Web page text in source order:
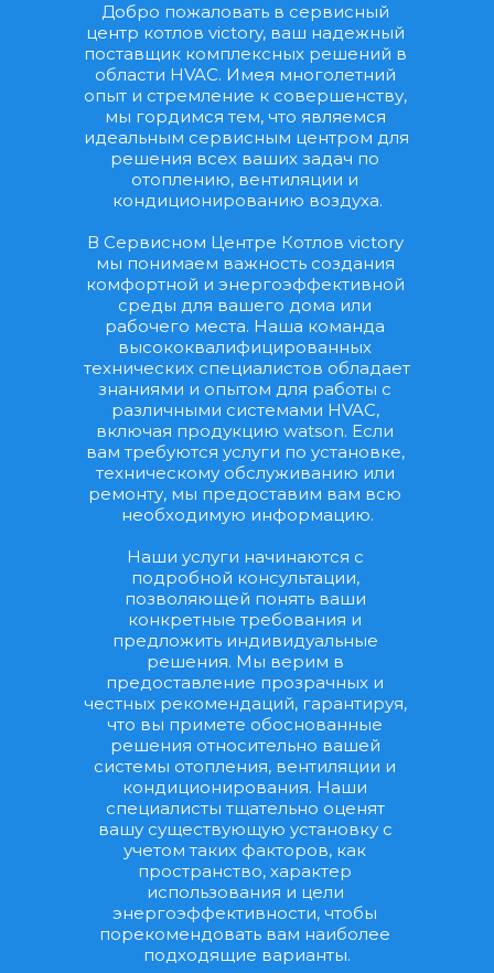
Добро пожаловать в сервисный
центр котлов victory, ваш надежный
поставщик комплексных решений в
области HVAC. Имея многолетний
опыт и стремление к совершенству,
мы гордимся тем, что являемся
идеальным сервисным центром для
решения всех ваших задач по
отоплению, вентиляции и
кондиционированию воздуха.
В Сервисном Центре Котлов victory
мы понимаем важность создания
комфортной и энергоэффективной
среды для вашего дома или
рабочего места. Наша команда
высококвалифицированных
технических специалистов обладает
знаниями и опытом для работы с
различными системами HVAC,
включая продукцию watson. Если
вам требуются услуги по установке,
техническому обслуживанию или
ремонту, мы предоставим вам всю
необходимую информацию.
Наши услуги начинаются с
подробной консультации,
позволяющей понять ваши
конкретные требования и
предложить индивидуальные
решения. Мы верим в
предоставление прозрачных и
честных рекомендаций, гарантируя,
что вы примете обоснованные
решения относительно вашей
системы отопления, вентиляции и
кондиционирования. Наши
специалисты тщательно оценят
вашу существующую установку с
учетом таких факторов, как
пространство, характер
использования и цели
энергоэффективности, чтобы
порекомендовать вам наиболее
подходящие варианты.